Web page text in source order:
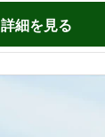
詳細を見る